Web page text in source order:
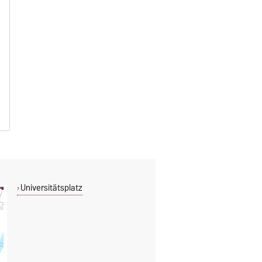
Universitätsplatz